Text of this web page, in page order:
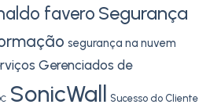
favero Segurança
segurança na nuvem
Gerenciados de
SonicWall Sucesso do Cliente